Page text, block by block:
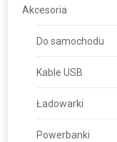
Akcesoria
Do samochodu
Kable USB
Ładowarki
Powerbanki